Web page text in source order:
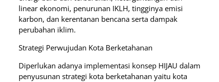
linear ekonomi, penurunan IKLH, tingginya emisi
karbon, dan kerentanan bencana serta dampak
perubahan iklim.
Strategi Perwujudan Kota Berketahanan
Diperlukan adanya implementasi konsep HIJAU dalam
penyusunan strategi kota berketahanan yaitu kota